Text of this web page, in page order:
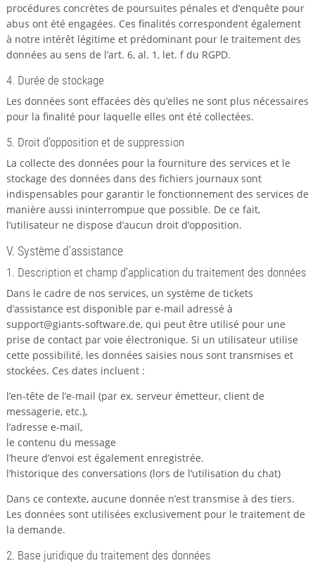
procédures concrètes de poursuites pénales et d’enquête pour
abus ont été engagées. Ces finalités correspondent également
à notre intérêt légitime et prédominant pour le traitement des
données au sens de l’art. 6, al. 1, let. f du RGPD.
4. Durée de stockage
Les données sont effacées dès qu’elles ne sont plus nécessaires
pour la finalité pour laquelle elles ont été collectées.
5. Droit d’opposition et de suppression
La collecte des données pour la fourniture des services et le
stockage des données dans des fichiers journaux sont
indispensables pour garantir le fonctionnement des services de
manière aussi ininterrompue que possible. De ce fait,
l’utilisateur ne dispose d’aucun droit d’opposition.
V. Système d’assistance
1. Description et champ d’application du traitement des données
Dans le cadre de nos services, un système de tickets
d’assistance est disponible par e-mail adressé à
support@giants-software.de, qui peut être utilisé pour une
prise de contact par voie électronique. Si un utilisateur utilise
cette possibilité, les données saisies nous sont transmises et
stockées. Ces dates incluent :
l’en-tête de l’e-mail (par ex. serveur émetteur, client de
messagerie, etc.),
l’adresse e-mail,
le contenu du message
l’heure d’envoi est également enregistrée.
l’historique des conversations (lors de l’utilisation du chat)
Dans ce contexte, aucune donnée n’est transmise à des tiers.
Les données sont utilisées exclusivement pour le traitement de
la demande.
2. Base juridique du traitement des données